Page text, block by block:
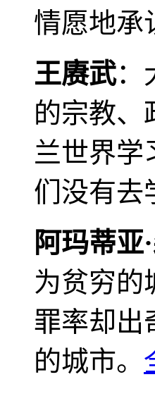
情愿地承
王赓武：
的宗教、
兰世界学
们没有去
阿玛蒂亚
为贫穷的
罪率却出
的城市。